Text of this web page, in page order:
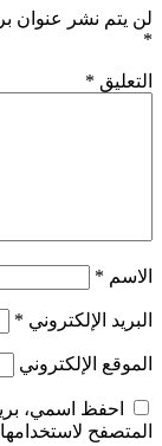
يتم نشر عنوان
*
*
الإلكتروني*
الإلكتروني
احفظ اسمي، بريدي
لاستخدامها